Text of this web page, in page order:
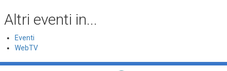
Altri eventi in...
Eventi
WebTV